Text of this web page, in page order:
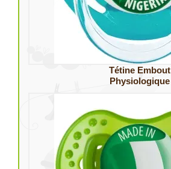
Tétine Embout
Physiologique